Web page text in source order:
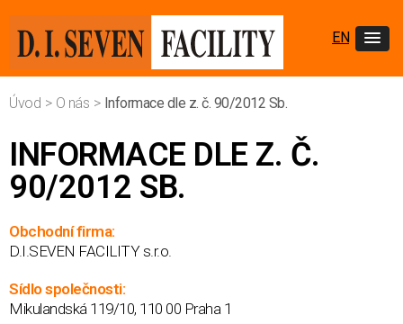
EN
Úvod > O nás > Informace dle z. č. 90/2012 Sb.
INFORMACE DLE Z. Č.
90/2012 SB.
Obchodní firma:
D.I.SEVEN FACILITY s.r.o.
Sídlo společnosti:
Mikulandská 119/10, 110 00 Praha 1